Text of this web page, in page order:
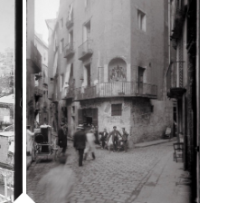
Arxiu Fotogràfic de Barcelona
Carrer de Sant
Pere Més Alt.
Casa dels Velers,
Col·legi de l’Art
Major de la Seda
Arxiu Fotogràfic de Barcelona